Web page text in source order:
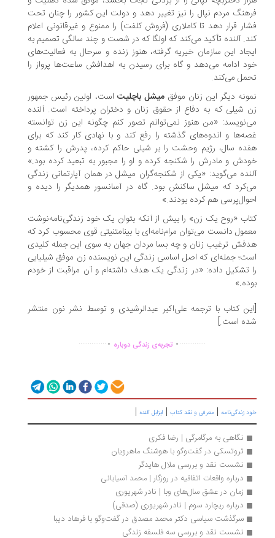
مردم نپال را نیز تغییر دهد و دولت این کشور را چنان تحت
قرار دهد تا کاملاری (فروش کلفت) را ممنوع و غیرقانونی اعلام
آلنده تأکید می‌کند که اولگا که در شصت‌ و چند سالگی تصمیم به
این سازمان خیریه گرفته، هنوز زنده و سرحال به فعالیت‌های
ادامه می‌دهد و گاه برای رسیدن به اهدافش ساعت‌ها پرواز را
می‌کند.
دیگر این زنان موفق میشل باچلیتاست، اولین رئیس جمهور
شیلی که به دفاع از حقوق زنان و دختران پرداخته است. آلنده
«من هنوز نمی‌توانم تصور کنم چگونه این زن توانسته
و اندوه‌های گذشته را رفع کند و با نهادی کار کند که برای
سال، رژیم وحشت را بر شیلی حاکم کرده، پدرش را کشته و
و مادرش را شکنجه کرده و او را مجبور به تبعید کرده بود.»
می‌گوید: «یکی از شکنجه‌گران میشل در همان آپارتمانی زندگی
که میشل ساکنش بود. گاه در آسانسور همدیگر را دیده و
هم کرده بودند.»
کتاب «روح یک زن» را بیش از آنکه بتوان یک خود زندگی‌نامه‌‎نوشت
دانست می‌توان مرام‌نامه‌ای با بینامتنیتی قوی محسوب کرد که
ترغیب زنان و چه بسا مردان جهان به سوی این جمله کلیدی
جمله‌ای که اصل اساسی زندگی این نویسنده زن موفق شیلیایی
تشکیل داده: «در زندگی یک هدف داشته‌ام و آن مراقبت از خودم
کتاب با ترجمه علی‌اکبر عبدالرشیدی و توسط نشر نون منتشر
است.]
............... .تجربه‌ی زندگی دوباره ...............
زندگی‌نامه|معرفی و نقد کتاب|ایزابل آلنده |
نگاهی به مرگامرگی | رضا فکری
تروتسکی در گفت‌وگو با هوشنگ ماهرویان
نشست نقد و بررسی ملال هایدگر
درباره واقعات اتفاقیه در روزگار | محمد آسیابانی
زمان در عشق سال‌های وبا | نادر شهریوری
درباره ریچارد سوم | نادر شهریوری (صدقی)
سرگذشت سیاسی دکتر محمد مصدق در گفت‌وگو با فرهاد دیبا
نشست نقد و بررسی سه فلسفه زندگی